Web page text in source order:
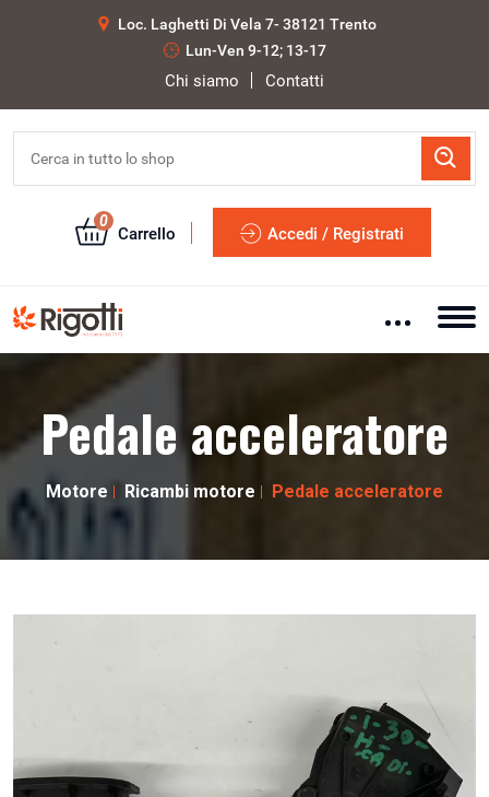
Loc. Laghetti Di Vela 7- 38121 Trento
Lun-Ven 9-12; 13-17
Chi siamo Contatti
0
Carrello Accedi / Registrati
Pedale acceleratore
Motore Ricambi motore Pedale acceleratore